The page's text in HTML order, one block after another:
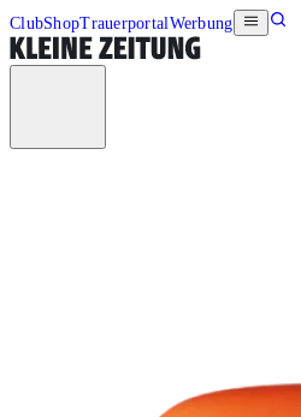
ClubShopTrauerportalWerbung